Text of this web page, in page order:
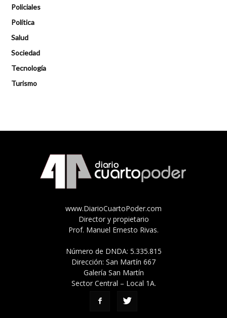
Policiales
Política
Salud
Sociedad
Tecnología
Turismo
www.DiarioCuartoPoder.com
Director y propietario
Prof. Manuel Ernesto Rivas.
Número de DNDA: 5.335.815
Dirección: San Martín 667
Galería San Martín
Sector Central – Local 1A.